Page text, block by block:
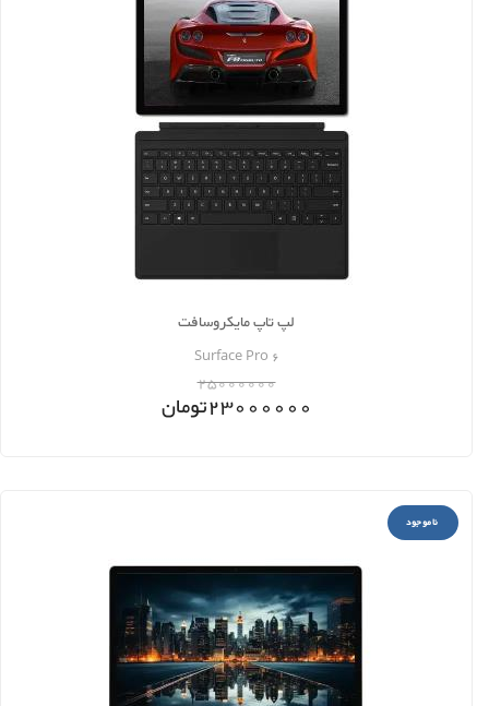
لپ تاپ مایکروسافت
Surface Pro 6
25000000
23000000تومان
ناموجود